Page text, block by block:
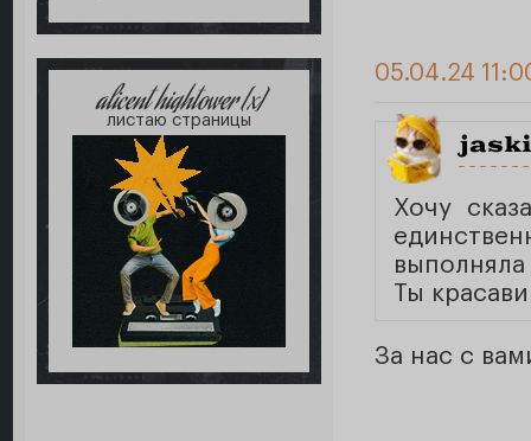
alicent hightower [x]
листаю страницы
05.04.24
Хочу
Ты
За нас с